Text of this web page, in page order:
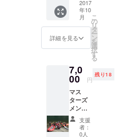
に念願の総
合優勝をし
て連覇をか
けた戦いに
力をいれて
パドルス
ポーツに関
わって30
年、まだ未
知数のレー
スラフティ
けま
す。丸
型の缶
バッチ
を予定
してお
りま
真は昨
年のア
ブダビ
大会の
サンプ
ルで
す。 体
験会
は、 １
2017
年10
月
詳細を見る
こ
の
リ
タ
ー
ン
を
選
択
す
る
7,0
00 円
残り18
マス
ターズ
メン
バーと
小歩危
を下ろ
支援
者：
0人